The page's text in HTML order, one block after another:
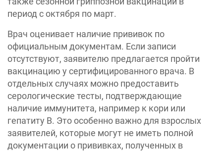
период с октября по март.
Врач оценивает наличие прививок по
официальным документам. Если записи
отсутствуют, заявителю предлагается пройти
вакцинацию у сертифицированного врача. В
отдельных случаях можно предоставить
серологические тесты, подтверждающие
наличие иммунитета, например к кори или
гепатиту B. Это особенно важно для взрослых
заявителей, которые могут не иметь полной
документации о прививках, полученных в